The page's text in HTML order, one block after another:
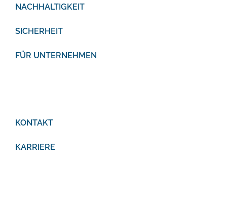
NACHHALTIGKEIT
SICHERHEIT
FÜR UNTERNEHMEN
KONTAKT
KARRIERE